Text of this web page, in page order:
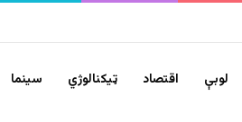
لوبې اقتصاد ټیکنالوژي سينما